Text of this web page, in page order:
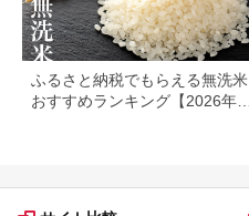
ふるさと納税でもらえる無洗米
おすすめランキング【2026年最